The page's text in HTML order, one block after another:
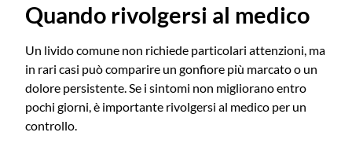
Quando rivolgersi al medico
Un livido comune non richiede particolari attenzioni, ma
in rari casi può comparire un gonfiore più marcato o un
dolore persistente. Se i sintomi non migliorano entro
pochi giorni, è importante rivolgersi al medico per un
controllo.